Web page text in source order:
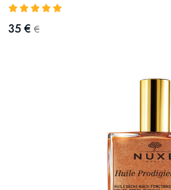
35 € €